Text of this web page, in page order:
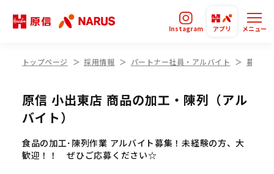
Instagram アプリ メニュー
トップページ 採用情報 パートナー社員・アルバイト 募集要
原信 小出東店 商品の加工・陳列（アル
バイト）
食品の加工･陳列作業 アルバイト募集！未経験の方、大
歓迎！！ ぜひご応募ください☆